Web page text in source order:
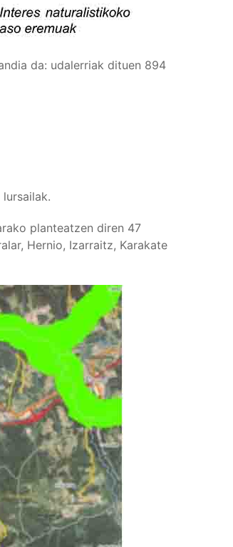
da: udalerriak dituen 894
planteatzen diren 47
Hernio, Izarraitz, Karakate